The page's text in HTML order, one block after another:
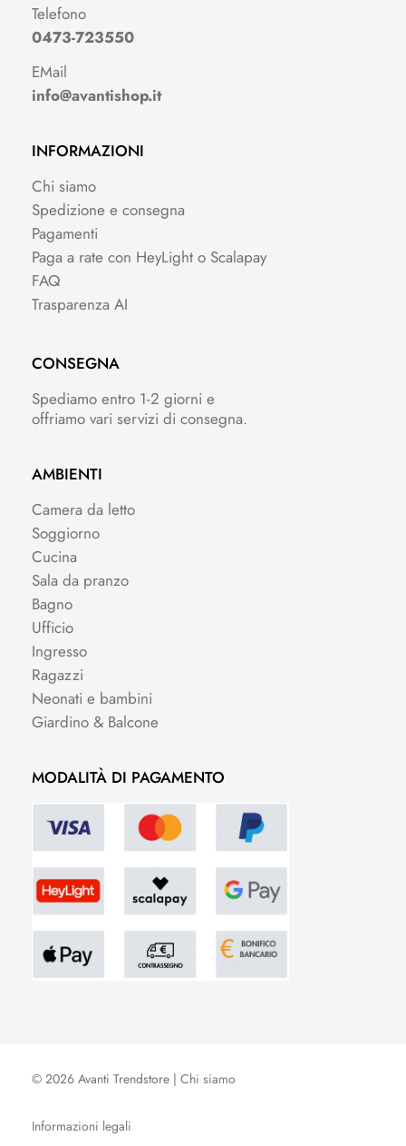
Telefono
0473-723550
EMail
info@avantishop.it
INFORMAZIONI
Chi siamo
Spedizione e consegna
Pagamenti
Paga a rate con HeyLight o Scalapay
FAQ
Trasparenza AI
CONSEGNA
Spediamo entro 1-2 giorni e
offriamo vari servizi di consegna.
AMBIENTI
Camera da letto
Soggiorno
Cucina
Sala da pranzo
Bagno
Ufficio
Ingresso
Ragazzi
Neonati e bambini
Giardino & Balcone
MODALITÀ DI PAGAMENTO
© 2026 Avanti Trendstore | Chi siamo
Informazioni legali